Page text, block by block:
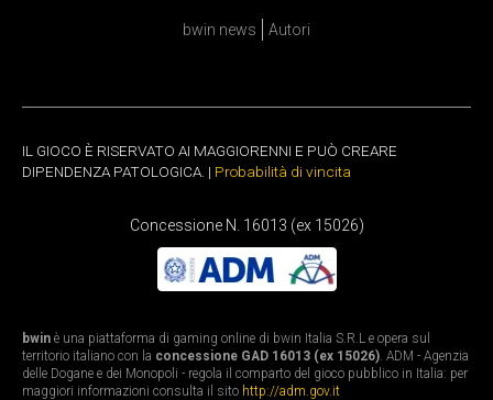
bwin news Autori
IL GIOCO È RISERVATO AI MAGGIORENNI E PUÒ CREARE
DIPENDENZA PATOLOGICA. | Probabilità di vincita
Concessione N. 16013 (ex 15026)
bwin è una piattaforma di gaming online di bwin Italia S.R.L e opera sul
territorio italiano con la concessione GAD 16013 (ex 15026). ADM - Agenzia
delle Dogane e dei Monopoli - regola il comparto del gioco pubblico in Italia: per
maggiori informazioni consulta il sito http://adm.gov.it